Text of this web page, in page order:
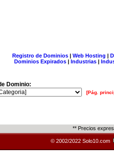
Registro de Dominios| Web Hosting |
Dominios Expirados | Industrias |
Dominio:
[Pág.
** Precios
© 2002/2022 Solo10.com